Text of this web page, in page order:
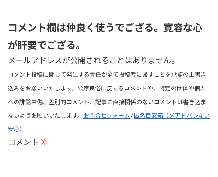
コメント欄は仲良く使うでござる。寛容な心
が肝要でござる。
メールアドレスが公開されることはありません。
コメント投稿に関して発生する責任が全て投稿者に帰すことを承諾の上書き
込みをお願いいたします。公序良俗に反するコメントや、特定の団体や個人
への誹謗中傷、差別的コメント、記事に直接関係のないコメントは書き込ま
ないようお願いいたします。 お問合せフォーム /匿名目安箱（メアドバレない
安心）
コメント ※